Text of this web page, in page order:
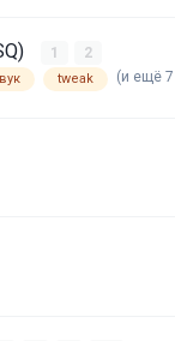
1 2
tweak (и ещё